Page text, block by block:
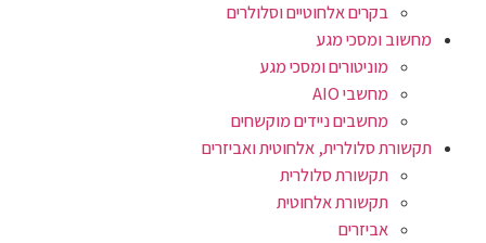
בקרים אלחוטיים וסלולרים
מחשוב ומסכי מגע
מוניטורים ומסכי מגע
מחשבי AIO
מחשבים ניידים מוקשחים
תקשורת סלולרית, אלחוטית ואביזרים
תקשורת סלולרית
תקשורת אלחוטית
אביזרים